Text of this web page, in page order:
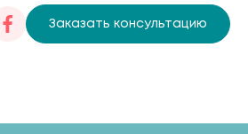
Заказать консультацию